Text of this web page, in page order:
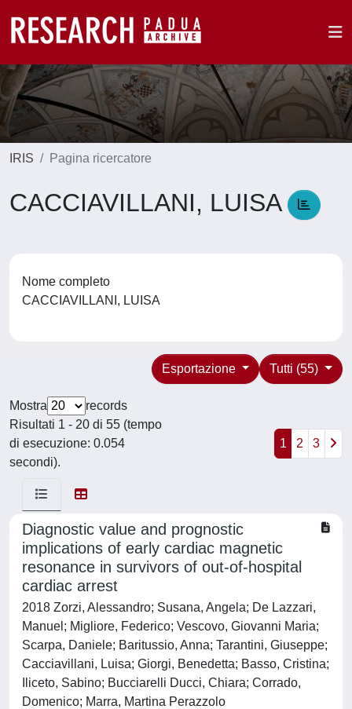
IRIS Pagina ricercatore
CACCIAVILLANI, LUISA
Nome completo
CACCIAVILLANI, LUISA
Tutti (55)
Esportazione
Mostra
records
Risultati 1 - 20 di 55 (tempo
di esecuzione: 0.054
secondi).
1 2 3
Diagnostic value and prognostic
implications of early cardiac magnetic
resonance in survivors of out-of-hospital
cardiac arrest
2018 Zorzi, Alessandro; Susana, Angela; De Lazzari,
Manuel; Migliore, Federico; Vescovo, Giovanni Maria;
Scarpa, Daniele; Baritussio, Anna; Tarantini, Giuseppe;
Cacciavillani, Luisa; Giorgi, Benedetta; Basso, Cristina;
Iliceto, Sabino; Bucciarelli Ducci, Chiara; Corrado,
Domenico; Marra, Martina Perazzolo